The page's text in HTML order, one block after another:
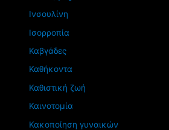
Ινσουλίνη
Ισορροπία
Καβγάδες
Καθήκοντα
Καθιστική ζωή
Καινοτομία
Κακοποίηση γυναικών